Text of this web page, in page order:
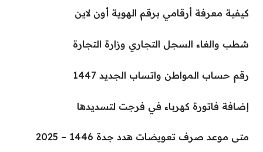
كيفية معرفة أرقامي برقم الهوية أون لاين
شطب والغاء السجل التجاري وزارة التجارة
رقم حساب المواطن واتساب الجديد 1447
إضافة فاتورة كهرباء في فرجت لتسديدها
متى موعد صرف تعويضات هدد جدة 1446 – 2025